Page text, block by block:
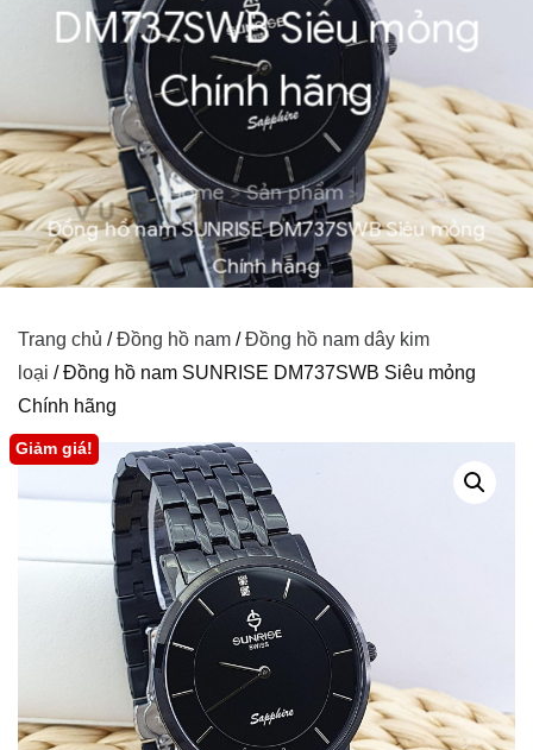
DM737SWB Siêu mỏng
Chính hãng
Home Sản phẩm
Đồng hồ nam SUNRISE DM737SWB Siêu mỏng
Chính hãng
Trang chủ /Đồng hồ nam /Đồng hồ nam dây kim
loại / Đồng hồ nam SUNRISE DM737SWB Siêu mỏng
Chính hãng
Giảm giá!